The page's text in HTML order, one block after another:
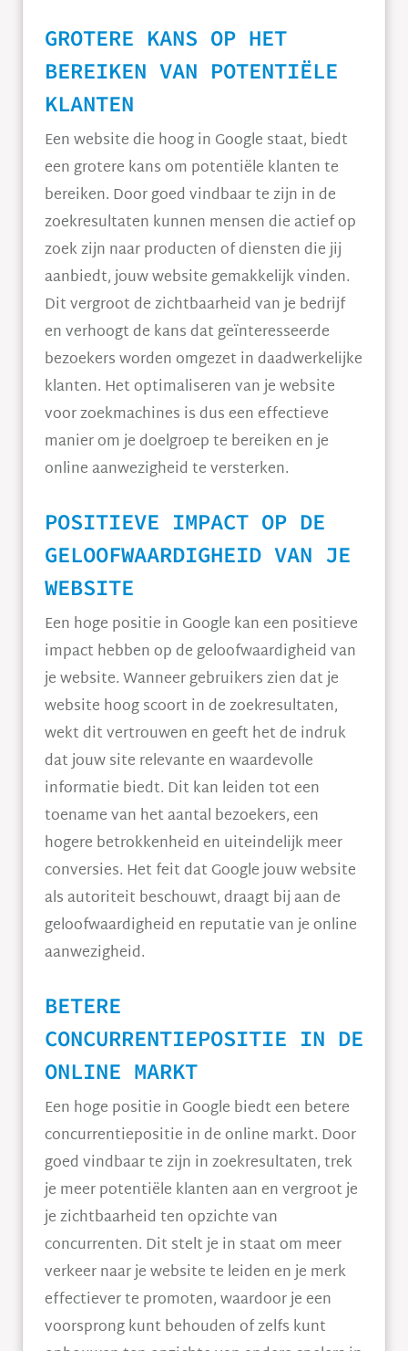
GROTERE KANS OP HET
BEREIKEN VAN POTENTIËLE
KLANTEN
Een website die hoog in Google staat, biedt
een grotere kans om potentiële klanten te
bereiken. Door goed vindbaar te zijn in de
zoekresultaten kunnen mensen die actief op
zoek zijn naar producten of diensten die jij
aanbiedt, jouw website gemakkelijk vinden.
Dit vergroot de zichtbaarheid van je bedrijf
en verhoogt de kans dat geïnteresseerde
bezoekers worden omgezet in daadwerkelijke
klanten. Het optimaliseren van je website
voor zoekmachines is dus een effectieve
manier om je doelgroep te bereiken en je
online aanwezigheid te versterken.
POSITIEVE IMPACT OP DE
GELOOFWAARDIGHEID VAN JE
WEBSITE
Een hoge positie in Google kan een positieve
impact hebben op de geloofwaardigheid van
je website. Wanneer gebruikers zien dat je
website hoog scoort in de zoekresultaten,
wekt dit vertrouwen en geeft het de indruk
dat jouw site relevante en waardevolle
informatie biedt. Dit kan leiden tot een
toename van het aantal bezoekers, een
hogere betrokkenheid en uiteindelijk meer
conversies. Het feit dat Google jouw website
als autoriteit beschouwt, draagt bij aan de
geloofwaardigheid en reputatie van je online
aanwezigheid.
BETERE
CONCURRENTIEPOSITIE IN DE
ONLINE MARKT
Een hoge positie in Google biedt een betere
concurrentiepositie in de online markt. Door
goed vindbaar te zijn in zoekresultaten, trek
je meer potentiële klanten aan en vergroot je
je zichtbaarheid ten opzichte van
concurrenten. Dit stelt je in staat om meer
verkeer naar je website te leiden en je merk
effectiever te promoten, waardoor je een
voorsprong kunt behouden of zelfs kunt